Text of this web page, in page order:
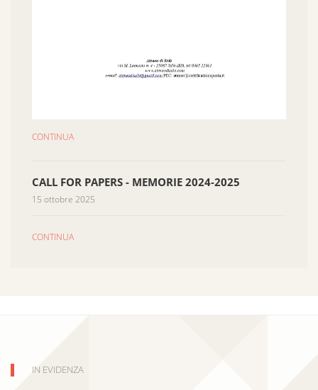
CONTINUA
CALL FOR PAPERS - MEMORIE 2024-2025
15 ottobre 2025
CONTINUA
IN EVIDENZA